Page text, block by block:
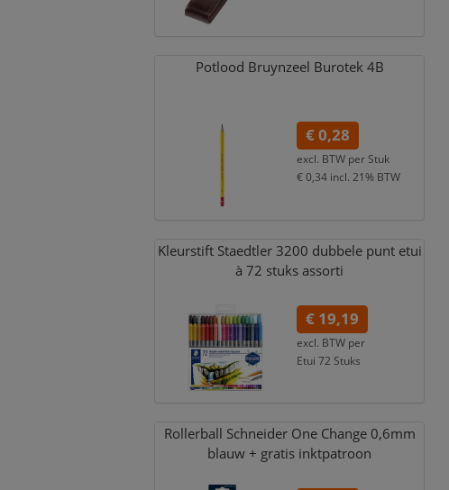
Potlood Bruynzeel Burotek 4B
€ 0,28
excl. BTW per Stuk
€ 0,34 incl. 21% BTW
Kleurstift Staedtler 3200 dubbele punt etui
à 72 stuks assorti
€ 19,19
excl. BTW per
Etui 72 Stuks
Rollerball Schneider One Change 0,6mm
blauw + gratis inktpatroon